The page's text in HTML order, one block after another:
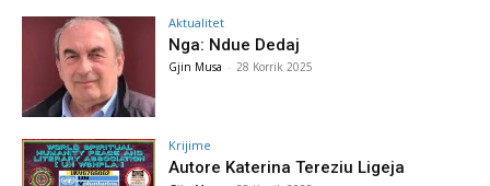
Aktualitet
Nga: Ndue Dedaj
Gjin Musa - 28 Korrik 2025
Krijime
Autore Katerina Tereziu Ligeja